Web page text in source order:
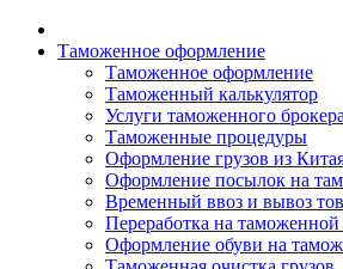
Таможенное оформление
Таможенное оформление
Таможенный калькулятор
Услуги таможенного брокера
Таможенные процедуры
Оформление грузов из
Оформление посылок на
Временный ввоз и вывоз
Переработка на таможенной
Оформление обуви на